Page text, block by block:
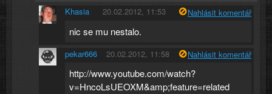
Khasia 20.02.2012, 11:53 Nahlásit komentář
nic se mu nestalo.
pekar666 20.02.2012, 11:58 Nahlásit komentář
http://www.youtube.com/watch?
v=HncoLsUEOXM&amp;feature=related